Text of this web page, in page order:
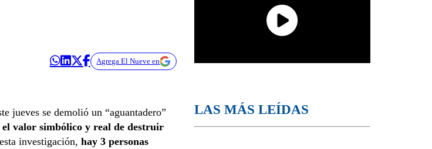
Agrega El Nueve en
jueves se demolió un “aguantadero”
el valor simbólico y real de destruir
investigación, hay 3 personas
LAS MÁS LEÍDAS